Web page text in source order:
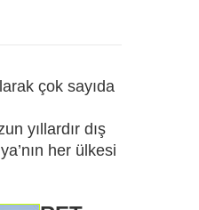
çok sayıda
yıllardır dış
her ülkesi